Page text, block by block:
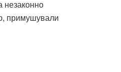
незаконно
примушували